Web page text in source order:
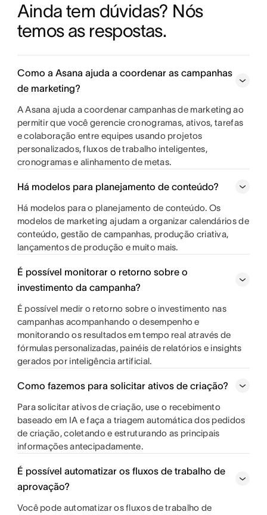
Ainda tem dúvidas? Nós
temos as respostas.
Como a Asana ajuda a coordenar as campanhas
de marketing?
A Asana ajuda a coordenar campanhas de marketing ao
permitir que você gerencie cronogramas, ativos, tarefas
e colaboração entre equipes usando projetos
personalizados, fluxos de trabalho inteligentes,
cronogramas e alinhamento de metas.
Há modelos para planejamento de conteúdo?
Há modelos para o planejamento de conteúdo. Os
modelos de marketing ajudam a organizar calendários de
conteúdo, gestão de campanhas, produção criativa,
lançamentos de produção e muito mais.
É possível monitorar o retorno sobre o
investimento da campanha?
É possível medir o retorno sobre o investimento nas
campanhas acompanhando o desempenho e
monitorando os resultados em tempo real através de
fórmulas personalizadas, painéis de relatórios e insights
gerados por inteligência artificial.
Como fazemos para solicitar ativos de criação?
Para solicitar ativos de criação, use o recebimento
baseado em IA e faça a triagem automática dos pedidos
de criação, coletando e estruturando as principais
informações antecipadamente.
É possível automatizar os fluxos de trabalho de
aprovação?
Você pode automatizar os fluxos de trabalho de